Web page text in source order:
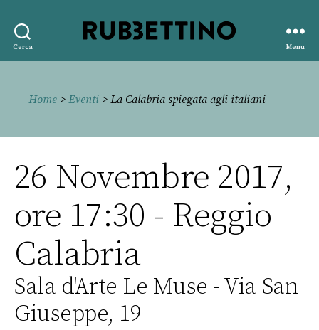
Cerca
editore
Menu
Home > Eventi > La Calabria spiegata agli italiani
26 Novembre 2017,
ore 17:30 - Reggio
Calabria
Sala d'Arte Le Muse - Via San
Giuseppe, 19